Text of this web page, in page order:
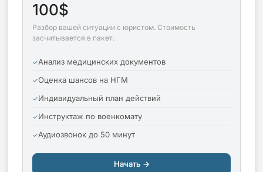
100$
Разбор вашей ситуации с юристом. Стоимость
засчитывается в пакет.
Анализ медицинских документов
Оценка шансов на НГМ
Индивидуальный план действий
Инструктаж по военкомату
Аудиозвонок до 50 минут
Начать →